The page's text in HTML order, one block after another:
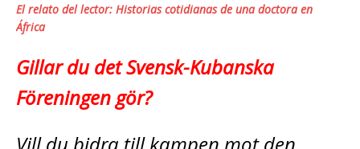
El relato del lector: Historias cotidianas de una doctora en
África
Gillar du det Svensk-Kubanska
Föreningen gör?
Vill du bidra till kampen mot den